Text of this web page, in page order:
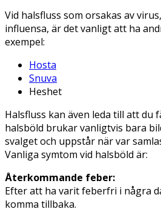
Vid halsfluss som orsakas av
influensa, är det vanligt att ha
exempel:
Hosta
Snuva
Heshet
Halsfluss kan även leda till att du
halsböld brukar vanligtvis bara
svalget och uppstår när var
Vanliga symtom vid halsböld är:
Återkommande feber:
Efter att ha varit feberfri i några
komma tillbaka.